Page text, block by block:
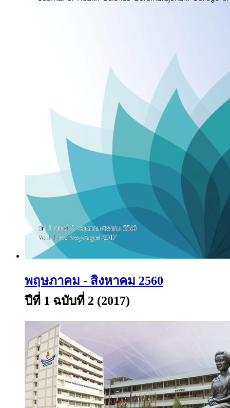
พฤษภาคม - สิงหาคม 2560
ปีที่ 1 ฉบับที่ 2 (2017)